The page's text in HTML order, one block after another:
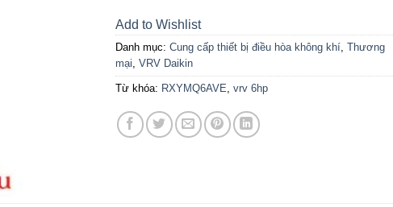
Add to Wishlist
Danh mục: Cung cấp thiết bị điều hòa không khí Thương
mại VRV Daikin
Từ khóa: RXYMQ6AVE vrv 6hp